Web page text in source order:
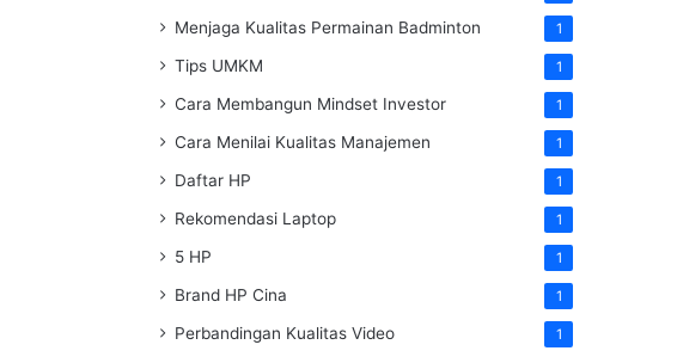
Menjaga Kualitas Permainan Badminton 1
Tips UMKM 1
Cara Membangun Mindset Investor 1
Cara Menilai Kualitas Manajemen 1
Daftar HP 1
Rekomendasi Laptop 1
5 HP 1
Brand HP Cina 1
Perbandingan Kualitas Video 1